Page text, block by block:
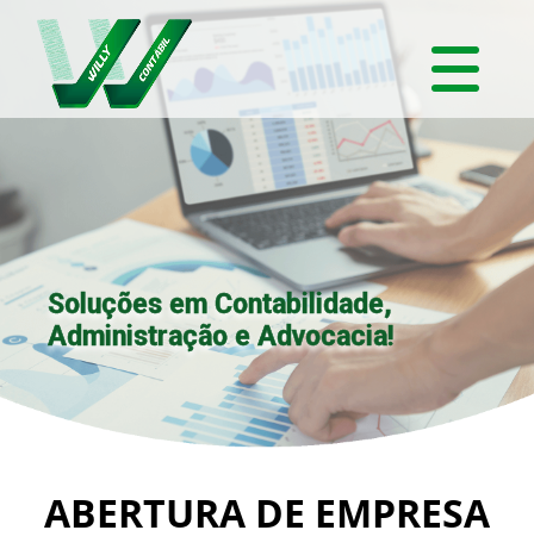
Soluções em Contabilidade,
Administração e Advocacia!
ABERTURA DE EMPRESA